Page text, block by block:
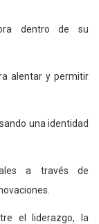
dentro de su
alentar y permitir
una identidad
a través de
el liderazgo, la